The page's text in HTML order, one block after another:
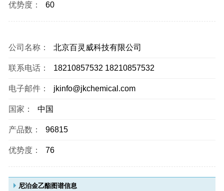
优势度： 60
公司名称： 北京百灵威科技有限公司
联系电话： 18210857532 18210857532
电子邮件： jkinfo@jkchemical.com
国家： 中国
产品数： 96815
优势度： 76
尼泊金乙酯图谱信息